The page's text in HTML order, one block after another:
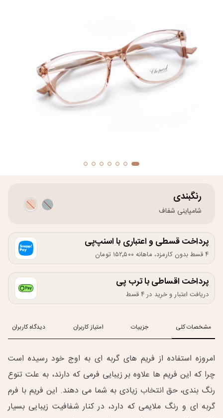
رنگبندی
شامپاینی شفاف
پرداخت قسطی و اعتباری با اسنپ‌پی
۴ قسط بدون کارمزد، ماهانه ۱۵۲٬۵۰۰ تومان
پرداخت اقساطی با ترب پی
دریافت اعتبار و خرید در ۴ قسط
مشخصات کلی جزییات امتیاز کاربران دیدگاه کاربران
امروزه استفاده از فریم های گربه ای به اوج خود رسیده است
چرا که این فریم ها علاوه بر زیبایی فرمی که دارند، به علت تنوع
رنگ بندی، حق انتخاب زیادی به شما می دهند. این فریم با فرم
گربه ای و رنگ ملایمی که دارد، در کنار شفافیت زیبایی بسیار